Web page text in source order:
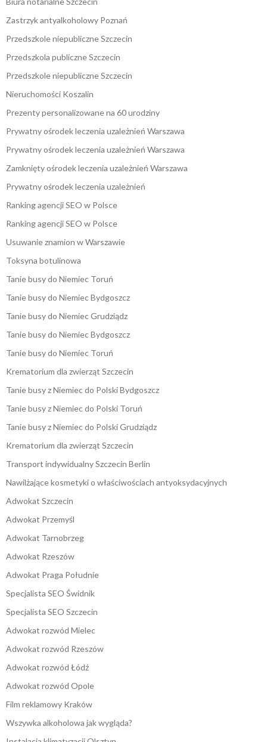
Zastrzyk antyalkoholowy Poznań
Przedszkole niepubliczne Szczecin
Przedszkola publiczne Szczecin
Przedszkole niepubliczne Szczecin
Nieruchomości Koszalin
Prezenty personalizowane na 60 urodziny
Prywatny ośrodek leczenia uzależnień Warszawa
Prywatny ośrodek leczenia uzależnień Warszawa
Zamknięty ośrodek leczenia uzależnień Warszawa
Prywatny ośrodek leczenia uzależnień
Ranking agencji SEO w Polsce
Ranking agencji SEO w Polsce
Usuwanie znamion w Warszawie
Toksyna botulinowa
Tanie busy do Niemiec Toruń
Tanie busy do Niemiec Bydgoszcz
Tanie busy do Niemiec Grudziądz
Tanie busy do Niemiec Bydgoszcz
Tanie busy do Niemiec Toruń
Krematorium dla zwierząt Szczecin
Tanie busy z Niemiec do Polski Bydgoszcz
Tanie busy z Niemiec do Polski Toruń
Tanie busy z Niemiec do Polski Grudziądz
Krematorium dla zwierząt Szczecin
Transport indywidualny Szczecin Berlin
Nawilżające kosmetyki o właściwościach antyoksydacyjnych
Adwokat Szczecin
Adwokat Przemyśl
Adwokat Tarnobrzeg
Adwokat Rzeszów
Adwokat Praga Południe
Specjalista SEO Świdnik
Specjalista SEO Szczecin
Adwokat rozwód Mielec
Adwokat rozwód Rzeszów
Adwokat rozwód Łódź
Adwokat rozwód Opole
Film reklamowy Kraków
Wszywka alkoholowa jak wygląda?